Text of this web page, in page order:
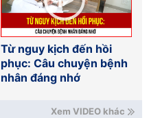
Từ nguy kịch đến hồi
phục: Câu chuyện bệnh
nhân đáng nhớ
Xem VIDEO khác